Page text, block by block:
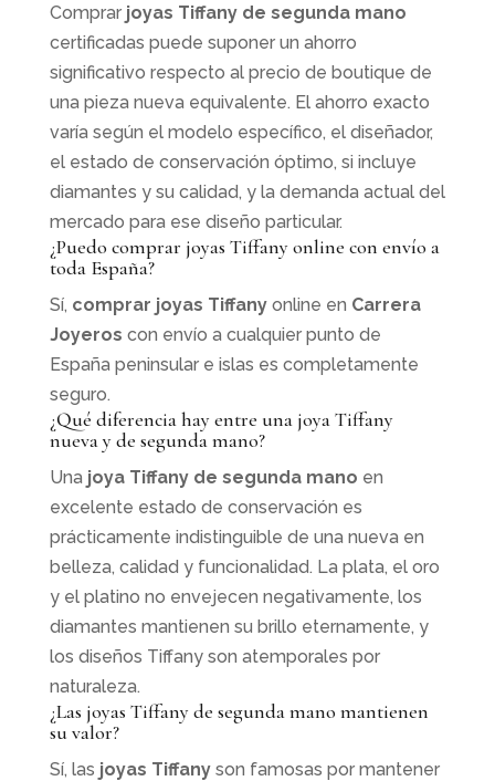
Comprar joyas Tiffany de segunda mano
certificadas puede suponer un ahorro
significativo respecto al precio de boutique de
una pieza nueva equivalente. El ahorro exacto
varía según el modelo específico, el diseñador,
el estado de conservación óptimo, si incluye
diamantes y su calidad, y la demanda actual del
mercado para ese diseño particular.
¿Puedo comprar joyas Tiffany online con envío a
toda España?
Sí, comprar joyas Tiffanyonline en Carrera
Joyeros con envío a cualquier punto de
España peninsular e islas es completamente
seguro.
¿Qué diferencia hay entre una joya Tiffany
nueva y de segunda mano?
Una joya Tiffany de segunda mano en
excelente estado de conservación es
prácticamente indistinguible de una nueva en
belleza, calidad y funcionalidad. La plata, el oro
y el platino no envejecen negativamente, los
diamantes mantienen su brillo eternamente, y
los diseños Tiffany son atemporales por
naturaleza.
¿Las joyas Tiffany de segunda mano mantienen
su valor?
Sí, las joyas Tiffanyson famosas por mantener